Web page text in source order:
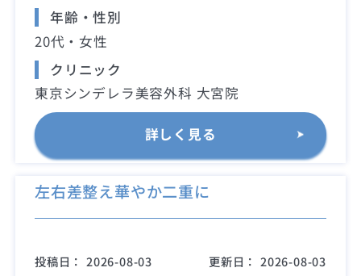
年齢・性別
20代・女性
クリニック
東京シンデレラ美容外科 大宮院
詳しく見る
左右差整え華やか二重に
投稿日： 2026-08-03 更新日： 2026-08-03